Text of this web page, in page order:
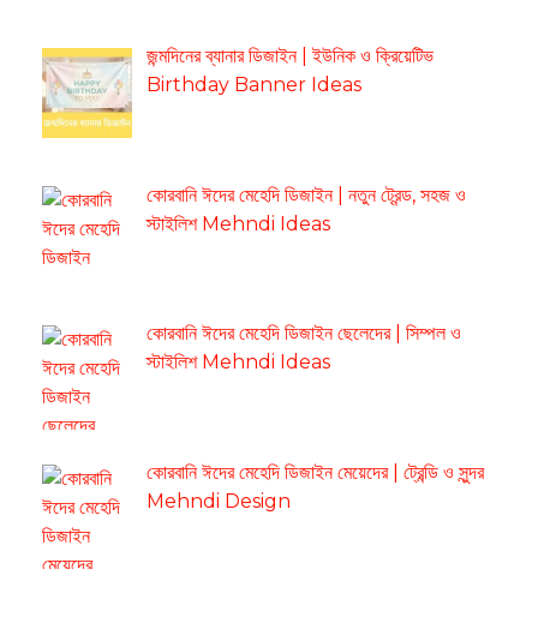
জন্মদিনের ব্যানার ডিজাইন | ইউনিক ও ক্রিয়েটিভ
Birthday Banner Ideas
কোরবানি ঈদের মেহেদি ডিজাইন | নতুন ট্রেন্ড, সহজ ও
স্টাইলিশ Mehndi Ideas
কোরবানি ঈদের মেহেদি ডিজাইন ছেলেদের | সিম্পল ও
স্টাইলিশ Mehndi Ideas
কোরবানি ঈদের মেহেদি ডিজাইন মেয়েদের | ট্রেন্ডি ও সুন্দর
Mehndi Design